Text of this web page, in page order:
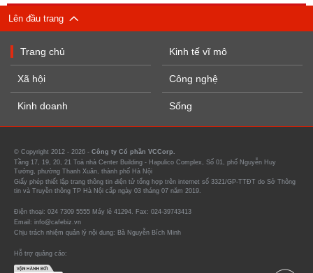
Lên đầu trang
Trang chủ
Xã hội
Kinh doanh
Kinh tế vĩ mô
Công nghệ
Sống
© Copyright 2012 - 2026 - Công ty Cổ phần VCCorp.
Tầng 17, 19, 20, 21 Toà nhà Center Building - Hapulico Complex, Số 01, phố Nguyễn Huy
Tưởng, phường Thanh Xuân, thành phố Hà Nội
Giấy phép thiết lập trang thông tin điện tử tổng hợp trên internet số 3321/GP-TTĐT do Sở Thông
tin và Truyền thông TP Hà Nội cấp ngày 03 tháng 07 năm 2019.
Điện thoại: 024 7309 5555 Máy lẻ 41294. Fax: 024-39743413
Email: info@cafebiz.vn
Chịu trách nhiệm quản lý nội dung: Bà Nguyễn Bích Minh
Hỗ trợ quảng cáo: